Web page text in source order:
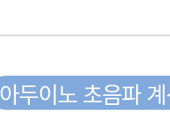
아두이노 초음파